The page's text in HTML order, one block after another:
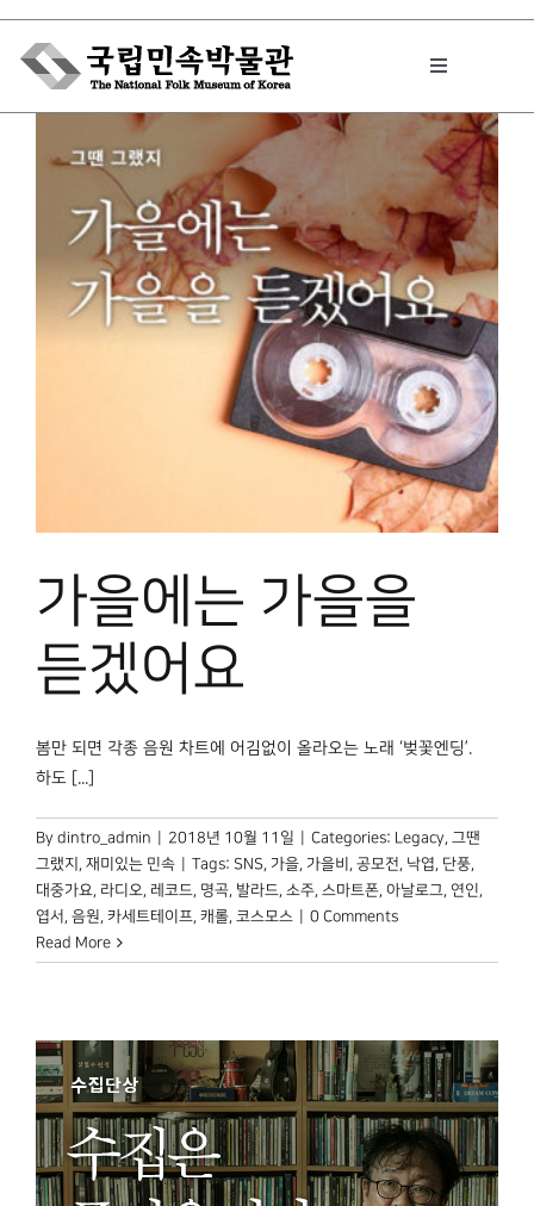
Skip
content
Toggle
박물관에서는
민속이야기
가을에는 가을을
듣겠어요
봄만 되면 각종 음원 차트에 어김없이 올라오는 노래 ‘벚꽃엔딩’.
하도 [...]
By dintro_admin 2018년 10월 11일 Categories: Legacy 그땐
그랬지
재미있는 민속 Tags: SNS 가을 가을비 공모전 낙엽 단풍
대중가요
라디오 레코드 명곡 발라드 소주 스마트폰 아날로그 연인
엽서 음원 카세트테이프 캐롤 코스모스
0 Comments
Read More